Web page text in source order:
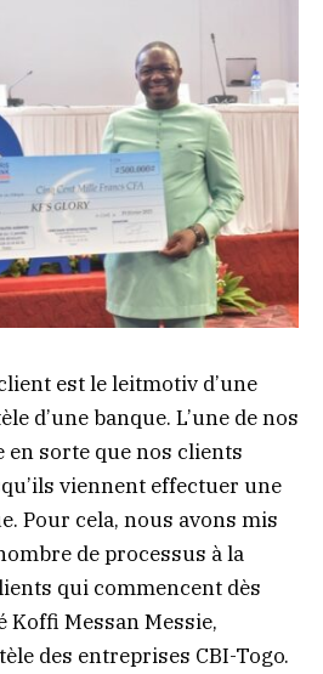
est le leitmotiv d’une
d’une banque. L’une de nos
en sorte que nos clients
viennent effectuer une
Pour cela, nous avons mis
de processus à la
qui commencent dès
Koffi Messan Messie,
des entreprises CBI-Togo.